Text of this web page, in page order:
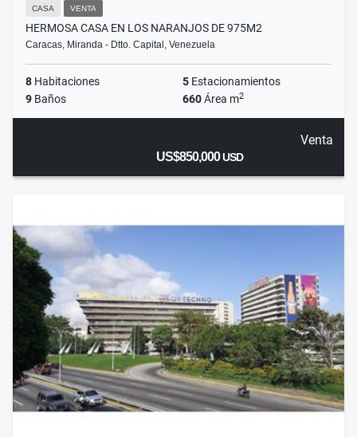
CASA VENTA
HERMOSA CASA EN LOS NARANJOS DE 975M2
Caracas, Miranda - Dtto. Capital, Venezuela
8 Habitaciones 5 Estacionamientos
9 Baños 660Área m2
Venta
US$850,000USD